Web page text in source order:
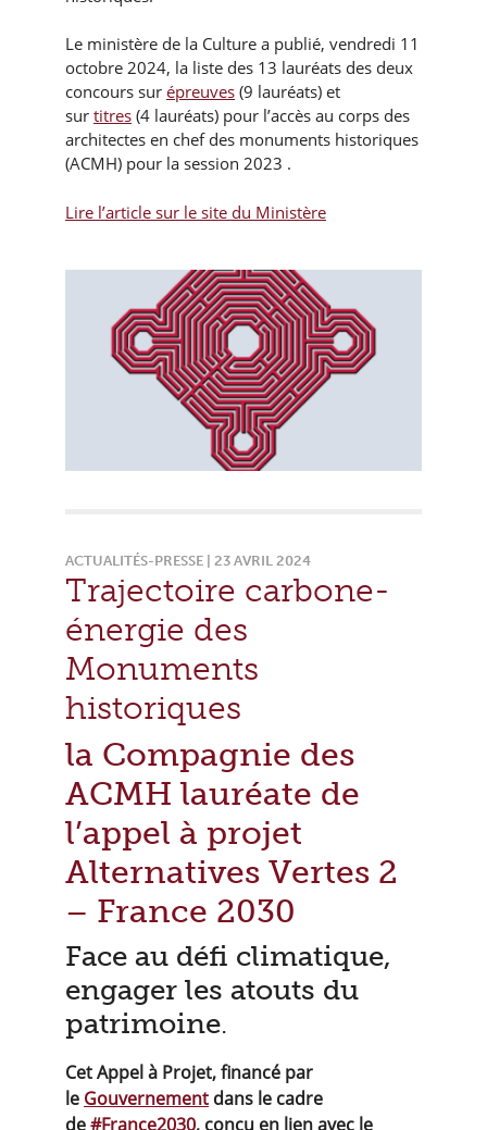
Le ministère de la Culture a publié, vendredi 11
octobre 2024, la liste des 13 lauréats des deux
concours sur épreuves (9 lauréats) et
sur titres (4 lauréats) pour l’accès au corps des
architectes en chef des monuments historiques
(ACMH) pour la session 2023 .
Lire l’article sur le site du Ministère
ACTUALITÉS-PRESSE | 23 AVRIL 2024
Trajectoire carbone-
énergie des
Monuments
historiques
la Compagnie des
ACMH lauréate de
l’appel à projet
Alternatives Vertes 2
– France 2030
Face au défi climatique,
engager les atouts du
patrimoine.
Cet Appel à Projet, financé par
le Gouvernement dans le cadre
de#France2030, conçu en lien avec le